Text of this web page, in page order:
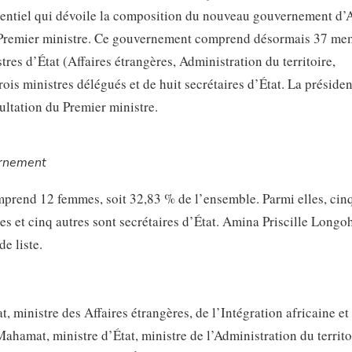
qui dévoile la composition du nouveau gouvernement
ministre. Ce gouvernement comprend désormais 37
d’État (Affaires étrangères, Administration du territoire,
ministres délégués et de huit secrétaires d’État. La
du Premier ministre.
12 femmes, soit 32,83 % de l’ensemble. Parmi elles,
et cinq autres sont secrétaires d’État. Amina Priscille
liste.
ministre des Affaires étrangères, de l’Intégration africaine et
ministre d’État, ministre de l’Administration du